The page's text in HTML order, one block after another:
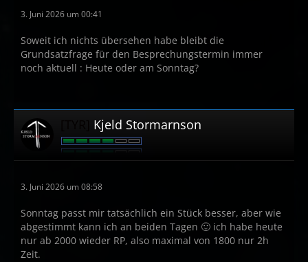
3. Juni 2026 um 00:41
Soweit ich nichts übersehen habe bleibt die
Grundsatzfrage für den Besprechungstermin immer
noch aktuell : Heute oder am Sonntag?
Kjeld Stormarnson
3. Juni 2026 um 08:58
Sonntag passt mir tatsächlich ein Stück besser, aber wie
abgestimmt kann ich an beiden Tagen 🙂 ich habe heute
nur ab 2000 wieder RP, also maximal von 1800 nur 2h
Zeit.